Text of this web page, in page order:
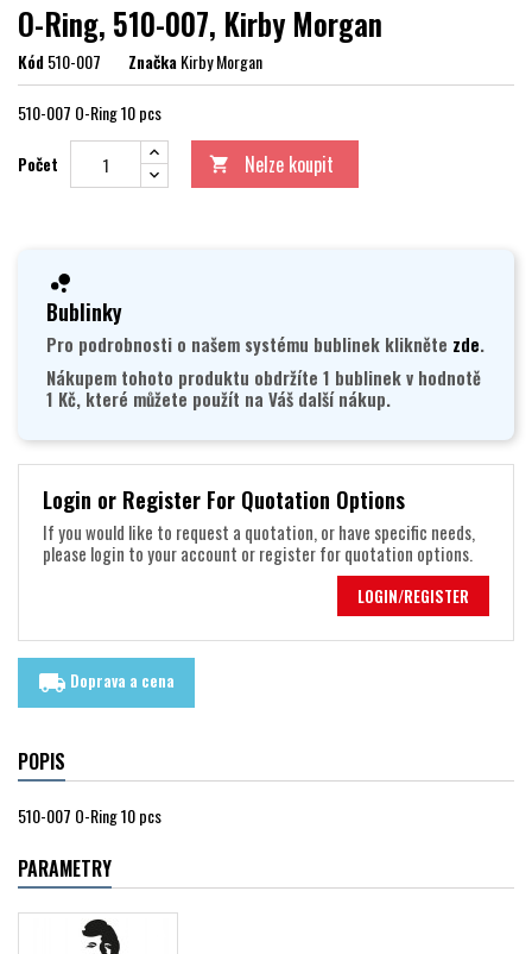
O-Ring, 510-007, Kirby Morgan
Kód510-007 ZnačkaKirby Morgan
510-007 O-Ring 10 pcs
Počet  Nelze koupit
Bublinky
Pro podrobnosti o našem systému bublinek klikněte zde.
Nákupem tohoto produktu obdržíte 1 bublinek v hodnotě
1 Kč, které můžete použít na Váš další nákup.
Login or Register For Quotation Options
If you would like to request a quotation, or have specific needs,
please login to your account or register for quotation options.
LOGIN/REGISTER
local_shipping Doprava a cena
POPIS
510-007 O-Ring 10 pcs
PARAMETRY